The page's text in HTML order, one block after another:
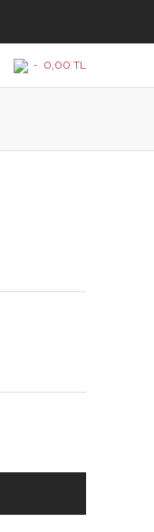
- 0,00 TL